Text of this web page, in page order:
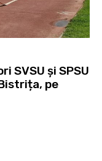
SVSU și SPSU
pe